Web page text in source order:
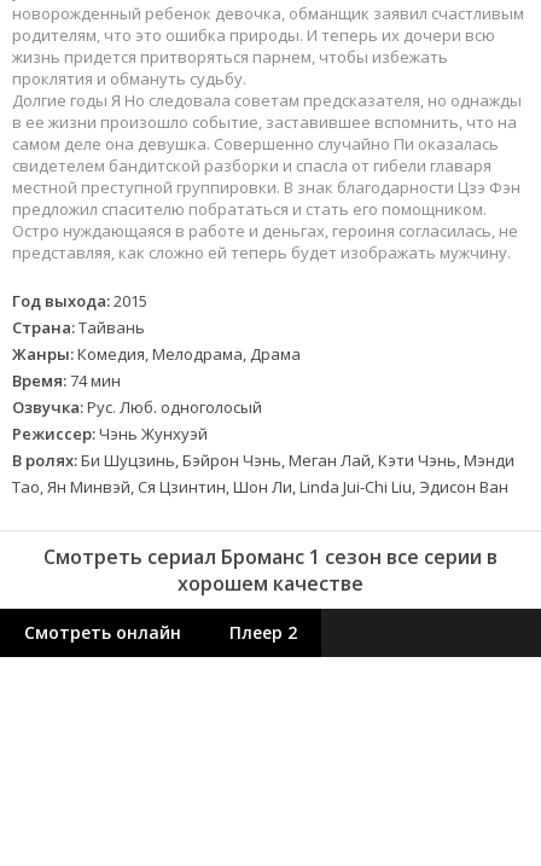
новорожденный ребенок девочка, обманщик заявил счастливым
родителям, что это ошибка природы. И теперь их дочери всю
жизнь придется притворяться парнем, чтобы избежать
проклятия и обмануть судьбу.
Долгие годы Я Но следовала советам предсказателя, но однажды
в ее жизни произошло событие, заставившее вспомнить, что на
самом деле она девушка. Совершенно случайно Пи оказалась
свидетелем бандитской разборки и спасла от гибели главаря
местной преступной группировки. В знак благодарности Цзэ Фэн
предложил спасителю побрататься и стать его помощником.
Остро нуждающаяся в работе и деньгах, героиня согласилась, не
представляя, как сложно ей теперь будет изображать мужчину.
Год выхода:2015
Страна:Тайвань
Жанры:Комедия, Мелодрама, Драма
Время:74 мин
Озвучка:Рус. Люб. одноголосый
Режиссер:Чэнь Жунхуэй
В ролях:Би Шуцзинь, Бэйрон Чэнь, Меган Лай, Кэти Чэнь, Мэнди
Тао, Ян Минвэй, Ся Цзинтин, Шон Ли, Linda Jui-Chi Liu, Эдисон Ван
Смотреть сериал Броманс 1 сезон все серии в
хорошем качестве
Смотреть онлайн Плеер 2